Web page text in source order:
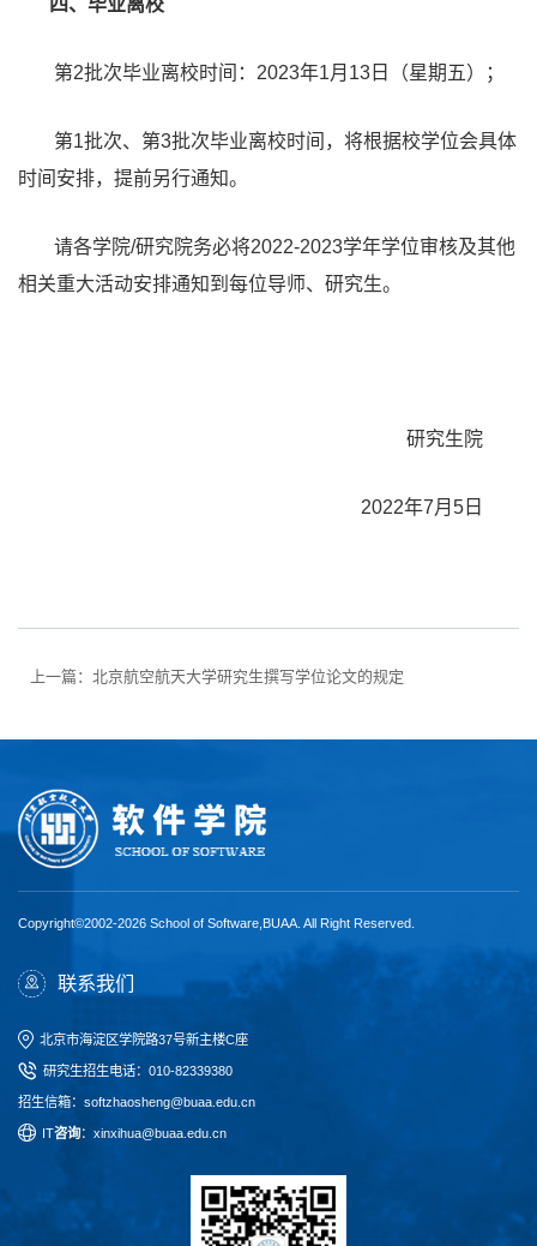
四、毕业离校
第2批次毕业离校时间：2023年1月 13 日（星期五）；
第1批次、第3批次毕业离校时间，将根据校学位会具体
时间安排，提前另行通知。
请各学院/研究院务必将2022-2023学年学位审核及其他
相关重大活动安排通知到每位导师、研究生。
研究生院
2022年7月5日
上一篇： 北京航空航天大学研究生撰写学位论文的规定
Copyright©2002-2026 School of Software,BUAA. All Right Reserved.
联系我们
北京市海淀区学院路37号新主楼C座
研究生招生电话： 010-82339380
招生信箱：softzhaosheng@buaa.edu.cn
T咨询：xinxihua@buaa.edu.cn